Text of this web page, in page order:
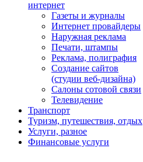
интернет
Газеты и журналы
Интернет провайдеры
Наружная реклама
Печати, штампы
Реклама, полиграфия
Создание сайтов
(студии веб-дизайна)
Салоны сотовой связи
Телевидение
Транспорт
Туризм, путешествия, отдых
Услуги, разное
Финансовые услуги